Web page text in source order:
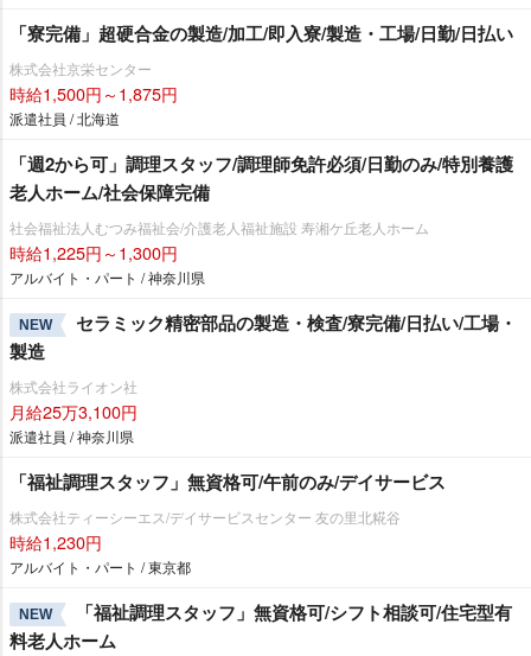
「寮完備」超硬合金の製造/加工/即入寮/製造・工場/日勤/日払い
株式会社京栄センター
時給1,500円～1,875円
派遣社員 / 北海道
「週2から可」調理スタッフ/調理師免許必須/日勤のみ/特別養護
老人ホーム/社会保障完備
社会福祉法人むつみ福祉会/介護老人福祉施設 寿湘ケ丘老人ホーム
時給1,225円～1,300円
アルバイト・パート / 神奈川県
NEW
セラミック精密部品の製造・検査/寮完備/日払い/工場・
製造
株式会社ライオン社
月給25万3,100円
派遣社員 / 神奈川県
「福祉調理スタッフ」無資格可/午前のみ/デイサービス
株式会社ティーシーエス/デイサービスセンター 友の里北糀谷
時給1,230円
アルバイト・パート / 東京都
NEW
「福祉調理スタッフ」無資格可/シフト相談可/住宅型有
料老人ホーム